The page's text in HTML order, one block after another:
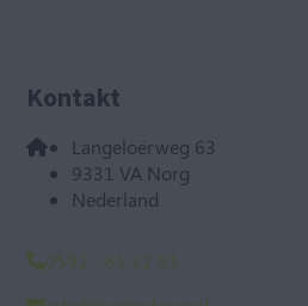
Kontakt
Langeloërweg 63
9331 VA Norg
Nederland
0592 - 61 22 81